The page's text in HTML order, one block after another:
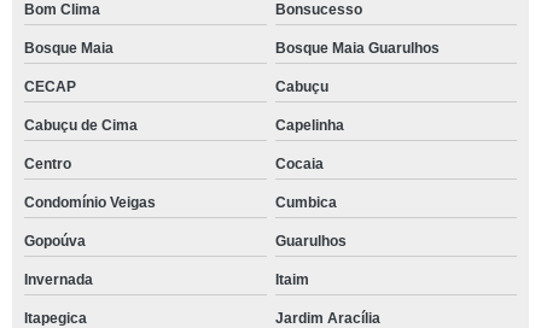
Bom Clima Bonsucesso
Bosque Maia Bosque Maia Guarulhos
CECAP Cabuçu
Cabuçu de Cima Capelinha
Centro Cocaia
Condomínio Veigas Cumbica
Gopoúva Guarulhos
Invernada Itaim
Itapegica Jardim Aracília